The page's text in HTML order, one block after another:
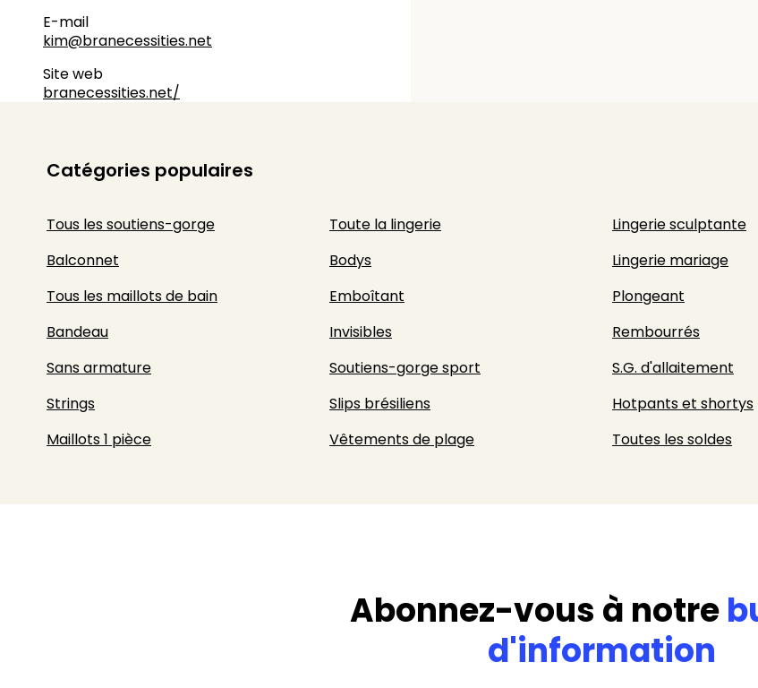
E-mail
kim@branecessities.net
Site web
branecessities.net/
Catégories populaires
Tous les soutiens-gorge Toute la lingerie Lingerie sculptante
Balconnet
Bodys Lingerie mariage
Tous les maillots de bain
Emboîtant Plongeant
Bandeau
Invisibles Rembourrés
Sans armature
Soutiens-gorge sport S.G. d'allaitement
Strings
Slips brésiliens Hotpants et shortys
Maillots 1 pièce
Vêtements de plage Toutes les soldes
Abonnez-vous à notre
d'information